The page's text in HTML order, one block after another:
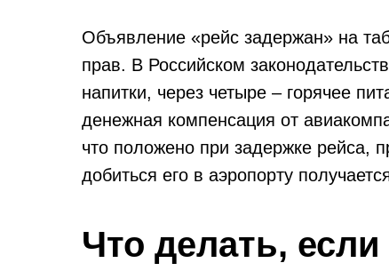
Объявление «рейс задержан» на
прав. В Российском
напитки, через четыре – горячее
денежная компенсация от
что положено при задержке рейса,
добиться его в аэропорту
Что делать,